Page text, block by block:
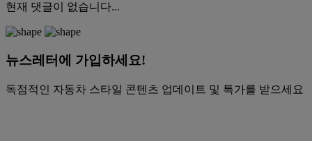
현재 댓글이 없습니다...
뉴스레터에 가입하세요!
독점적인 자동차 스타일 콘텐츠 업데이트 및 특가를 받으세요